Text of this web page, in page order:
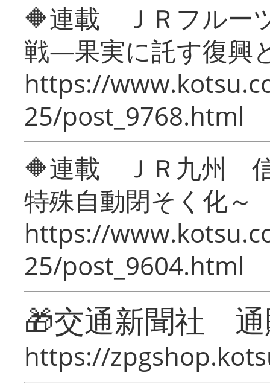
🔶連載 ＪＲフルー
戦―果実に託す復興
https://
25/post_9768.html
🔶連載 ＪＲ九州 信
特殊自動閉そく化～
https://
25/post_9604.html
🎁交通新聞社
https://